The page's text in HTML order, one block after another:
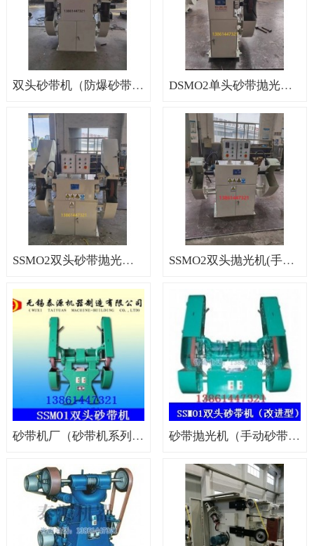
双头砂带机（防爆砂带机，定制砂带机，砂带机多少钱一台） DSMO2单头砂带抛光机（砂带机打磨机，砂带打磨机，砂带抛光设备）
SSMO2双头砂带抛光机（砂带抛光机，砂带磨床，无锡砂带机） SSMO2双头抛光机(手动抛光机，抛光机打磨机，抛光机厂家)
砂带机厂（砂带机系列，砂带机售价） 砂带抛光机（手动砂带抛光机，专业砂带机）